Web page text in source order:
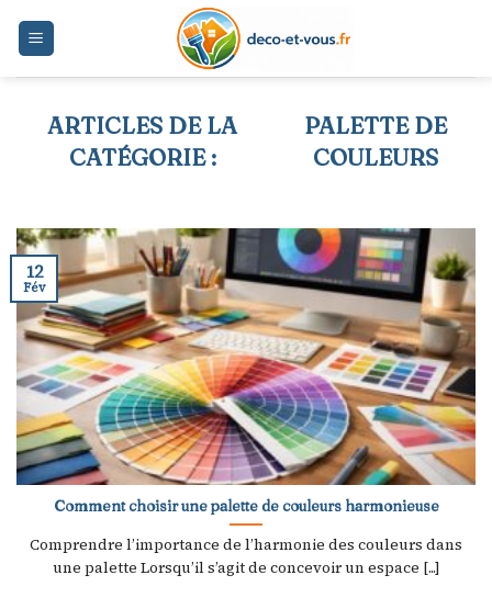
PALETTE DE
COULEURS
Comment choisir une palette de couleurs harmonieuse
Comprendre l’importance de l’harmonie des couleurs dans
une palette Lorsqu’il s’agit de concevoir un espace [...]
12
Fév